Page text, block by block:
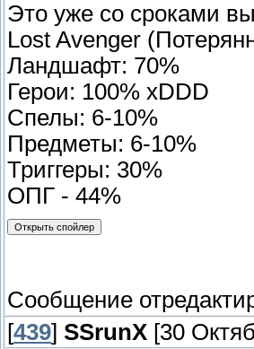
Это уже со сроками
Lost Avenger
Ландшафт: 70%
Герои: 100% xDDD
Спелы: 6-10%
Предметы: 6-10%
Триггеры: 30%
ОПГ - 44%
Сообщение
[439] SSrunX [30